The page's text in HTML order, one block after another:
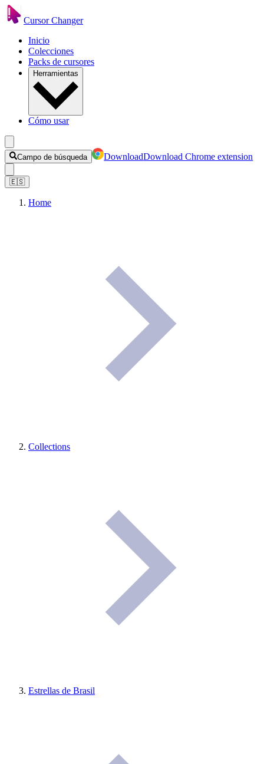
Cursor Changer
Inicio
Colecciones
Packs de cursores
Herramientas
Cómo usar
Campo de búsqueda DownloadDownload Chrome extension
🇪🇸
Home
Collections
Estrellas de Brasil